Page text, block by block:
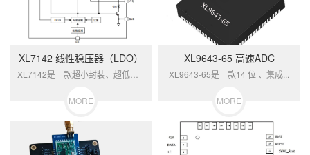
XL7142 线性稳压器（LDO）
MORE
XL9643-65 高速ADC
XL9643-65是一款14 位 、集成...
MORE